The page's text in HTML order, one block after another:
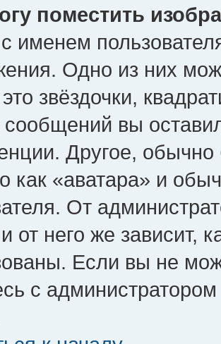
поместить
именем
Одно из них
звёздочки,
сообщений вы
Другое,
как «аватара» и
От
от него же зависит,
Если вы не
с